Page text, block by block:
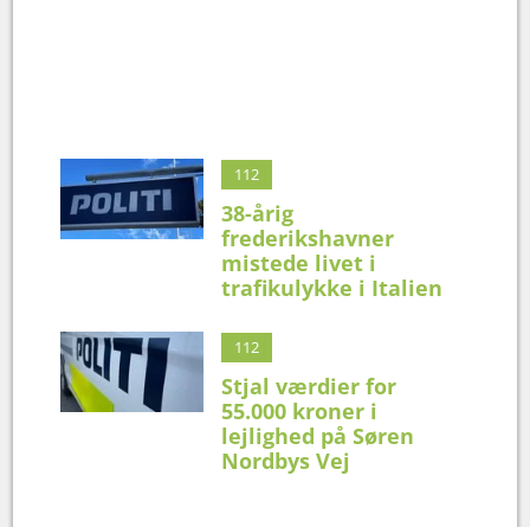
112
38-årig
frederikshavner
mistede livet i
trafikulykke i Italien
112
Stjal værdier for
55.000 kroner i
lejlighed på Søren
Nordbys Vej